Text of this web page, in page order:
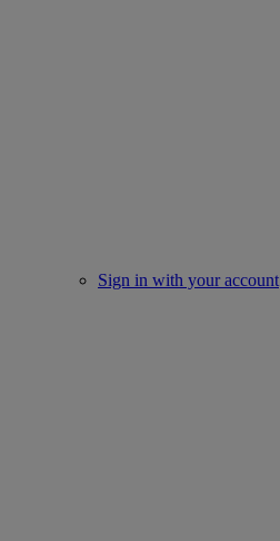
Sign in with your account